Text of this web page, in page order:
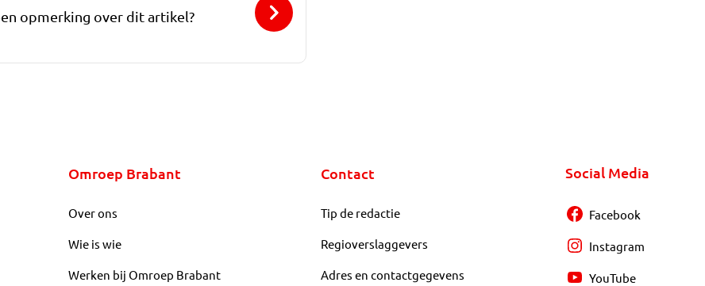
opmerking over dit artikel?
Omroep Brabant
Over ons
Wie is wie
Werken bij Omroep Brabant
Contact
Tip de redactie
Regioverslaggevers
Adres en contactgegevens
Social Media
Facebook
Instagram
YouTube